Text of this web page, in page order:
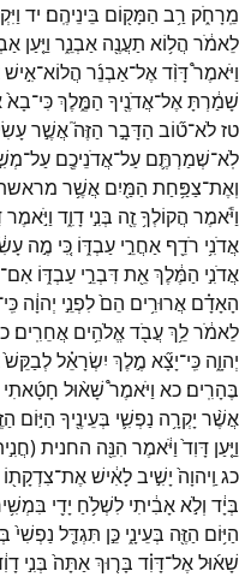
מֵֽרָחֹ֑ק רַ֥ב הַמָּק֖וֹם בֵּינֵיהֶֽם׃ יד
לֵאמֹ֔ר הֲל֥וֹא תַעֲנֶ֖ה אַבְנֵ֑ר וַיַּ֤עַן
וַיֹּאמֶר֩דָּוִ֨דאֶל־אַבְנֵ֜ר הֲלוֹא־אִ֣ישׁ
שָׁמַ֔רְתָּאֶל־אֲדֹנֶ֖יךָ הַמֶּ֑לֶךְכִּי־בָא֙
טזלֹא־ט֞וֹב הַדָּבָ֣ר הַזֶּה֮אֲשֶׁ֣ר
לֹֽא־שְׁמַרְתֶּ֛ם עַל־אֲדֹנֵיכֶ֖ם עַל־
וְאֶת־צַפַּ֥חַת הַמַּ֖יִם אֲשֶׁ֥ר
וַיֹּ֕אמֶר הֲקוֹלְךָ֥זֶ֖ה בְּנִ֣י דָוִ֑ד וַיֹּ֣אמֶר
אֲדֹנִ֥י רֹדֵ֖ף אַחֲרֵ֣י עַבְדּ֑וֹ כִּ֚י מֶ֣ה
אֲדֹנִ֣י הַמֶּ֔לֶךְאֵ֖תדִּבְרֵ֣י עַבְדּ֑וֹ אִם־
הָאָדָ֗ם אֲרוּרִ֥ים הֵם֙לִפְנֵ֣י יְהוָ֔ה
לֵאמֹ֔רלֵ֥ךְעֲבֹ֖דאֱלֹהִ֥ים אֲחֵרִֽים׃ כ
יְהוָ֑ה כִּֽי־יָצָ֞א מֶ֣לֶךְ יִשְׂרָאֵ֗ללְבַקֵּשׁ֙
בֶּהָרִֽים׃ כא וַיֹּאמֶר֩ שָׁא֨וּל חָטָ֜אתִי
אֲשֶׁ֨ר יָקְרָ֥ה נַפְשִׁ֛י בְּעֵינֶ֖יךָ הַיּ֣וֹם
וַיַּ֤עַן דָּוִד֙ וַיֹּ֔אמֶר הִנֵּ֖ה החנית(
כג וַֽיהוָה֙ יָשִׁ֣יבלָאִ֔ישׁאֶת־צִדְקָת֖וֹ
בְּיָ֔ד וְלֹ֣אאָבִ֔יתִי לִשְׁלֹ֥חַ יָדִ֖י
הַיּ֥וֹם הַזֶּ֖ה בְּעֵינָ֑י כֵּ֣ן תִּגְדַּ֤ל נַפְשִׁי֙
שָׁא֜וּלאֶל־דָּוִ֗ד בָּר֤וּךְאַתָּה֙ בְּנִ֣י